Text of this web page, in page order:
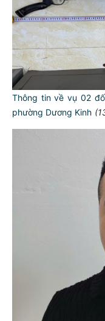
Thông tin về vụ 02
phường Dương Kinh